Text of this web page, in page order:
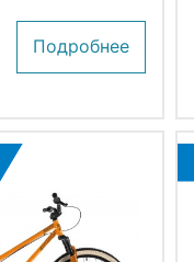
Подробнее